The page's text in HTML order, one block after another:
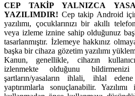
CEP TAKİP YALNIZCA
YAZILIMDIR! Cep takip Android
yazılımı, çocuklarınızı bir akıllı
veya izleme iznine sahip olduğunuz
tasarlanmıştır. İzlemeye hakkınız
başka bir cihaza gözetim yazılımı
Kanun, genellikle, cihazın
izlenmekte olduğunu
şartların/yasaların ihlali, ihlal
yaptırımlarla sonuçlanabilir.